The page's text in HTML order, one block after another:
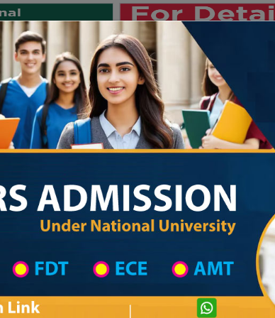
International University University College
University Admission